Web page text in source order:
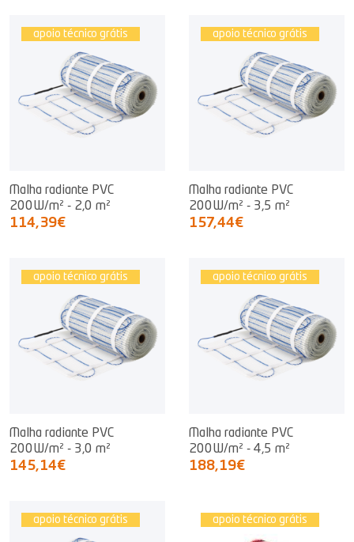
apoio técnico grátis
Malha radiante PVC
200W/m² - 2,0 m²
114,39€
apoio técnico grátis
Malha radiante PVC
200W/m² - 3,5 m²
157,44€
apoio técnico grátis
Malha radiante PVC
200W/m² - 3,0 m²
145,14€
apoio técnico grátis
Malha radiante PVC
200W/m² - 4,5 m²
188,19€
apoio técnico grátis apoio técnico grátis